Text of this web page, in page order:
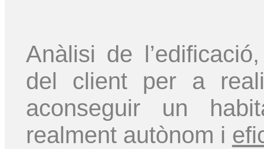
Anàlisi de
del client per a
aconseguir un
realment autònom i